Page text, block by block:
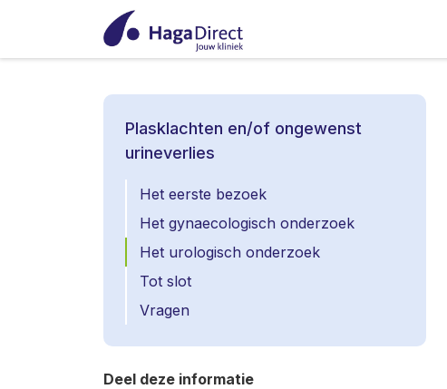
Plasklachten en/of ongewenst
urineverlies
Het eerste bezoek
Het gynaecologisch onderzoek
Het urologisch onderzoek
Tot slot
Vragen
Deel deze informatie